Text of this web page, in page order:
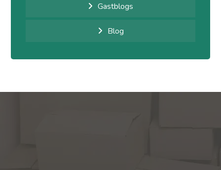
Gastblogs
Blog